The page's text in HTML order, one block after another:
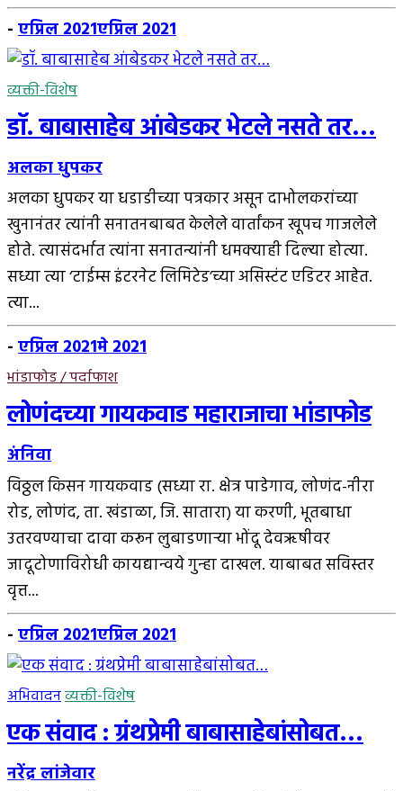
- एप्रिल 2021एप्रिल 2021
व्यक्ती-विशेष
डॉ. बाबासाहेब आंबेडकर भेटले नसते तर…
अलका धुपकर
अलका धुपकर या धडाडीच्या पत्रकार असून दाभोलकरांच्या
खुनानंतर त्यांनी सनातनबाबत केलेले वार्तांकन खूपच गाजलेले
होते. त्यासंदर्भात त्यांना सनातन्यांनी धमक्याही दिल्या होत्या.
सध्या त्या ‘टाईम्स इंटरनेट लिमिटेड’च्या असिस्टंट एडिटर आहेत.
त्या...
- एप्रिल 2021मे 2021
भांडाफोड / पर्दाफाश
लोणंदच्या गायकवाड महाराजाचा भांडाफोड
अंनिवा
विठ्ठल किसन गायकवाड (सध्या रा. क्षेत्र पाडेगाव, लोणंद-नीरा
रोड, लोणंद, ता. खंडाळा, जि. सातारा) या करणी, भूतबाधा
उतरवण्याचा दावा करून लुबाडणार्‍या भोंदू देवऋषीवर
जादूटोणाविरोधी कायद्यान्वये गुन्हा दाखल. याबाबत सविस्तर
वृत्त...
- एप्रिल 2021एप्रिल 2021
अभिवादनव्यक्ती-विशेष
एक संवाद : ग्रंथप्रेमी बाबासाहेबांसोबत…
नरेंद्र लांजेवार